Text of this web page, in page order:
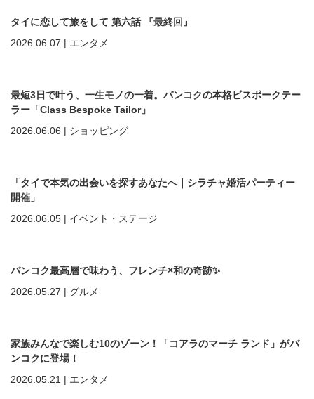
タイに恋して旅をして 第六話 『最終回』
2026.06.07 | エンタメ
最短3日で叶う、一生モノの一着。バンコクの本格ビスポークテー
ラー「Class Bespoke Tailor」
2026.06.06 | ショッピング
「タイで本気の出会いを探すあなたへ｜シラチャ婚活パーティー
開催」
2026.06.05 | イベント・ステージ
バンコク最高層で味わう、フレンチ×和の奇跡✨
2026.05.27 | グルメ
家族みんなで楽しむ10のゾーン！「コアラのマーチ ランド」がバ
ンコクに登場！
2026.05.21 | エンタメ